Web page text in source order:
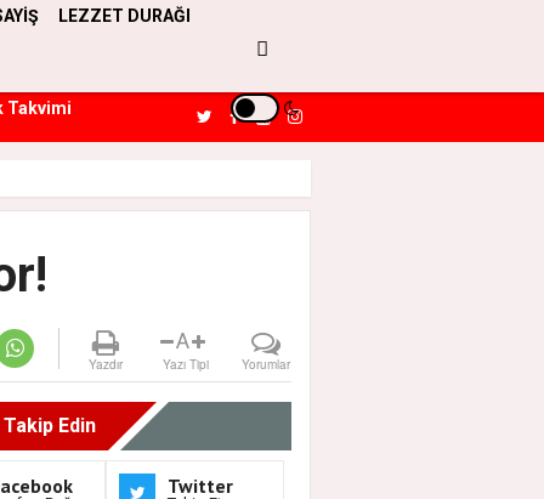
LEZZET DURAĞI
Takvimi
Yazdır
A
Yazı Tipi Yorumlar
Takip Edin
Twitter